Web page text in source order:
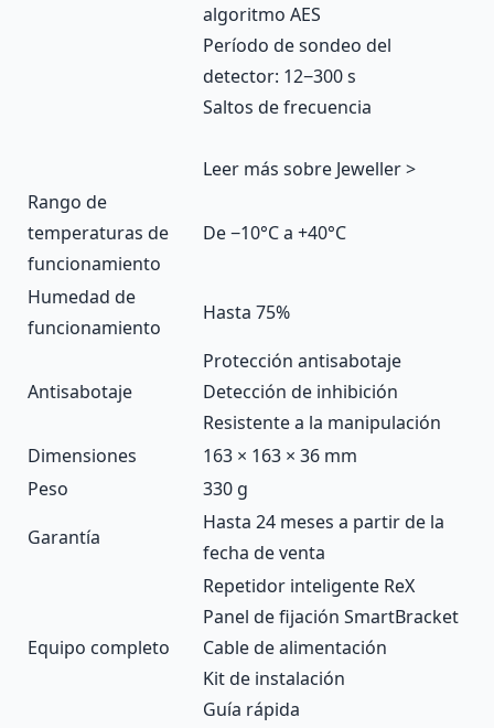
algoritmo AES
Período de sondeo del
detector: 12−300 s
Saltos de frecuencia
Leer más sobre Jeweller >
Rango de
temperaturas de
funcionamiento
De −10°С a +40°С
Humedad de
funcionamiento
Hasta 75%
Antisabotaje
Protección antisabotaje
Detección de inhibición
Resistente a la manipulación
Dimensiones
163 × 163 × 36 mm
Peso
330 g
Garantía
Hasta 24 meses a partir de la
fecha de venta
Equipo completo
Repetidor inteligente ReX
Panel de fijación SmartBracket
Cable de alimentación
Kit de instalación
Guía rápida